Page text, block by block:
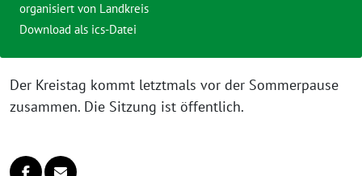
Der Kreistag kommt letzt­mals vor der Sommerpause
zusam­men. Die Sitzung ist öffentlich.
organisiert von Landkreis
Download als ics-Datei